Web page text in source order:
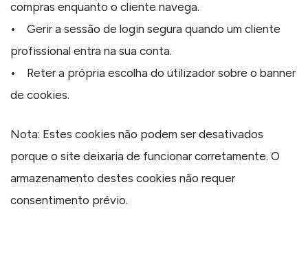
compras enquanto o cliente navega.
• Gerir a sessão de login segura quando um cliente
profissional entra na sua conta.
• Reter a própria escolha do utilizador sobre o banner
de cookies.
Nota: Estes cookies não podem ser desativados
porque o site deixaria de funcionar corretamente. O
armazenamento destes cookies não requer
consentimento prévio.